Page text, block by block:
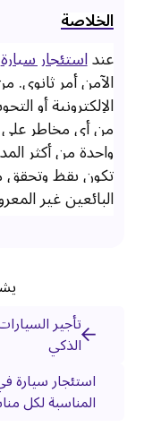
الخلاصة
عنداستئجار سيارة
الآمن أمر ثانوي.
الإلكترونية أو
من أي مخاطر على
واحدة من أكثر
تكون يقظ وتحقق
البائعين غير
تأجير
الذكي
استئجار سيارة
المناسبة لكل